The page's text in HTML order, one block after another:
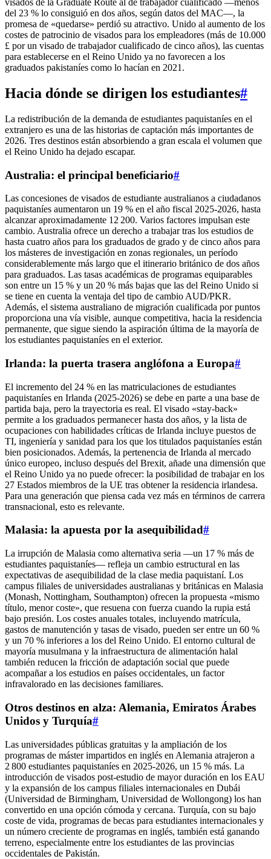
visados de la Graduate Route al de trabajador cualificado —menos
del 23 % lo consiguió en dos años, según datos del MAC—, la
promesa de «quedarse» perdió su atractivo. Unido al aumento de los
costes de patrocinio de visados para los empleadores (más de 10.000
£ por un visado de trabajador cualificado de cinco años), las cuentas
para establecerse en el Reino Unido ya no favorecen a los
graduados pakistaníes como lo hacían en 2021.
Hacia dónde se dirigen los estudiantes#
La redistribución de la demanda de estudiantes paquistaníes en el
extranjero es una de las historias de captación más importantes de
2026. Tres destinos están absorbiendo a gran escala el volumen que
el Reino Unido ha dejado escapar.
Australia: el principal beneficiario#
Las concesiones de visados de estudiante australianos a ciudadanos
paquistaníes aumentaron un 19 % en el año fiscal 2025‑2026, hasta
alcanzar aproximadamente 12 200. Varios factores impulsan este
cambio. Australia ofrece un derecho a trabajar tras los estudios de
hasta cuatro años para los graduados de grado y de cinco años para
los másteres de investigación en zonas regionales, un período
considerablemente más largo que el itinerario británico de dos años
para graduados. Las tasas académicas de programas equiparables
son entre un 15 % y un 20 % más bajas que las del Reino Unido si
se tiene en cuenta la ventaja del tipo de cambio AUD/PKR.
Además, el sistema australiano de migración cualificada por puntos
proporciona una vía visible, aunque competitiva, hacia la residencia
permanente, que sigue siendo la aspiración última de la mayoría de
los estudiantes paquistaníes en el exterior.
Irlanda: la puerta trasera anglófona a Europa#
El incremento del 24 % en las matriculaciones de estudiantes
paquistaníes en Irlanda (2025‑2026) se debe en parte a una base de
partida baja, pero la trayectoria es real. El visado «stay‑back»
permite a los graduados permanecer hasta dos años, y la lista de
ocupaciones con habilidades críticas de Irlanda incluye puestos de
TI, ingeniería y sanidad para los que los titulados paquistaníes están
bien posicionados. Además, la pertenencia de Irlanda al mercado
único europeo, incluso después del Brexit, añade una dimensión que
el Reino Unido ya no puede ofrecer: la posibilidad de trabajar en los
27 Estados miembros de la UE tras obtener la residencia irlandesa.
Para una generación que piensa cada vez más en términos de carrera
transnacional, esto es relevante.
Malasia: la apuesta por la asequibilidad#
La irrupción de Malasia como alternativa seria —un 17 % más de
estudiantes paquistaníes— refleja un cambio estructural en las
expectativas de asequibilidad de la clase media paquistaní. Los
campus filiales de universidades australianas y británicas en Malasia
(Monash, Nottingham, Southampton) ofrecen la propuesta «mismo
título, menor coste», que resuena con fuerza cuando la rupia está
bajo presión. Los costes anuales totales, incluyendo matrícula,
gastos de manutención y tasas de visado, pueden ser entre un 60 %
y un 70 % inferiores a los del Reino Unido. El entorno cultural de
mayoría musulmana y la infraestructura de alimentación halal
también reducen la fricción de adaptación social que puede
acompañar a los estudios en países occidentales, un factor
infravalorado en las decisiones familiares.
Otros destinos en alza: Alemania, Emiratos Árabes
Unidos y Turquía#
Las universidades públicas gratuitas y la ampliación de los
programas de máster impartidos en inglés en Alemania atrajeron a
2 800 estudiantes paquistaníes en 2025‑2026, un 15 % más. La
introducción de visados post‑estudio de mayor duración en los EAU
y la expansión de los campus filiales internacionales en Dubái
(Universidad de Birmingham, Universidad de Wollongong) los han
convertido en una opción cómoda y cercana. Turquía, con su bajo
coste de vida, programas de becas para estudiantes internacionales y
un número creciente de programas en inglés, también está ganando
terreno, especialmente entre los estudiantes de las provincias
occidentales de Pakistán.